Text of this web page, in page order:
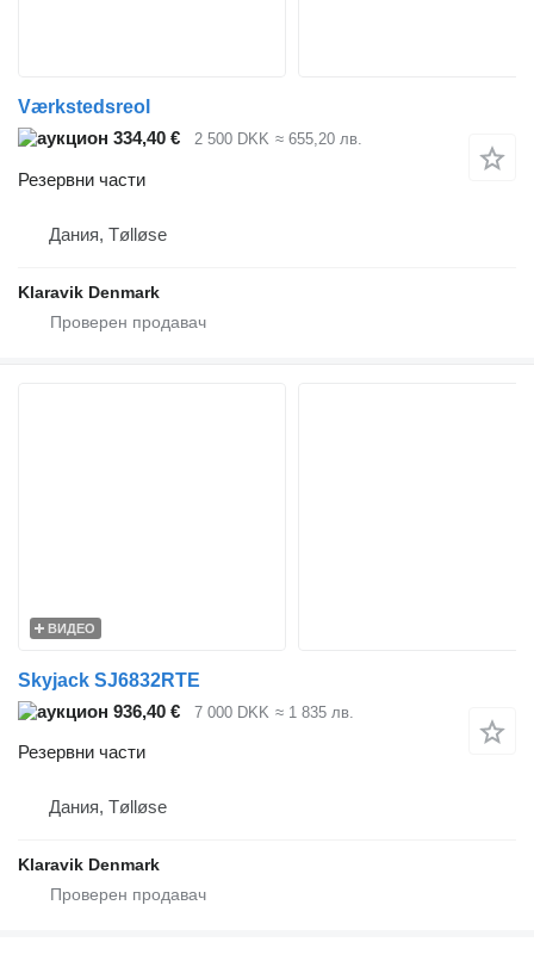
Værkstedsreol
334,40 €
2 500 DKK ≈ 655,20 лв.
Резервни части
Дания, Tølløse
Klaravik Denmark
ВИДЕО
Skyjack SJ6832RTE
936,40 €
7 000 DKK ≈ 1 835 лв.
Резервни части
Дания, Tølløse
Klaravik Denmark